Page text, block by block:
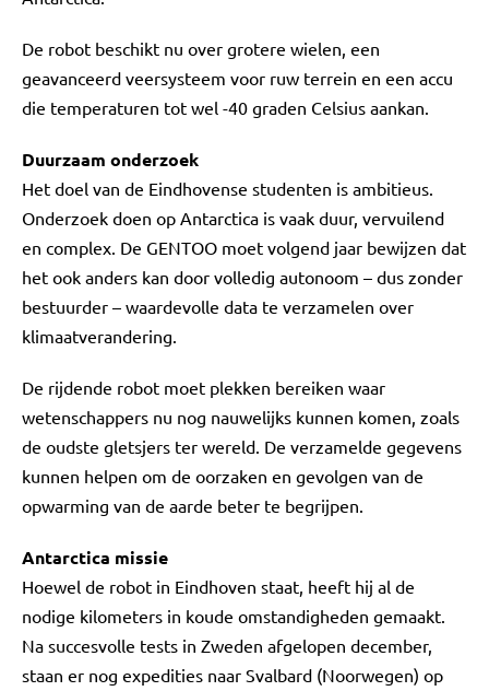
De robot beschikt nu over grotere wielen, een
geavanceerd veersysteem voor ruw terrein en een accu
die temperaturen tot wel -40 graden Celsius aankan.
Duurzaam onderzoek
Het doel van de Eindhovense studenten is ambitieus.
Onderzoek doen op Antarctica is vaak duur, vervuilend
en complex. De GENTOO moet volgend jaar bewijzen dat
het ook anders kan door volledig autonoom – dus zonder
bestuurder – waardevolle data te verzamelen over
klimaatverandering.
De rijdende robot moet plekken bereiken waar
wetenschappers nu nog nauwelijks kunnen komen, zoals
de oudste gletsjers ter wereld. De verzamelde gegevens
kunnen helpen om de oorzaken en gevolgen van de
opwarming van de aarde beter te begrijpen.
Antarctica missie
Hoewel de robot in Eindhoven staat, heeft hij al de
nodige kilometers in koude omstandigheden gemaakt.
Na succesvolle tests in Zweden afgelopen december,
staan er nog expedities naar Svalbard (Noorwegen) op